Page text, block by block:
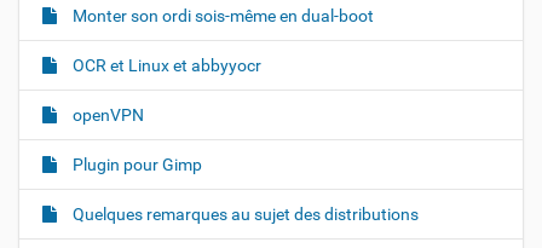
Monter son ordi sois-même en dual-boot
OCR et Linux et abbyyocr
openVPN
Plugin pour Gimp
Quelques remarques au sujet des distributions